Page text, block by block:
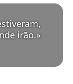
irão.